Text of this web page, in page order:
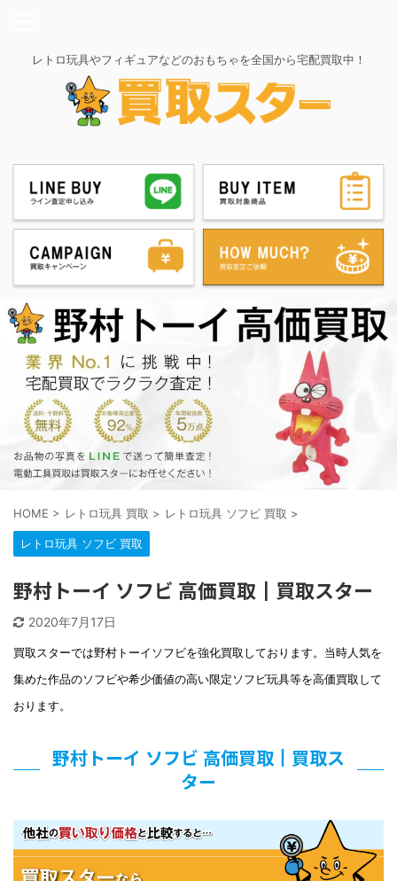
レトロ玩具やフィギュアなどのおもちゃを全国から宅配買取中！
HOME > レトロ玩具 買取 > レトロ玩具 ソフビ 買取 >
レトロ玩具 ソフビ 買取
野村トーイ ソフビ 高価買取┃買取スター
2020年7月17日
買取スターでは野村トーイソフビを強化買取しております。当時人気を
集めた作品のソフビや希少価値の高い限定ソフビ玩具等を高価買取して
おります。
野村トーイ ソフビ 高価買取┃買取ス
ター